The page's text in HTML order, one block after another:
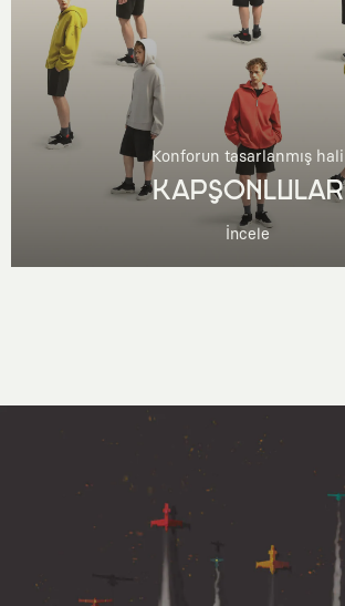
Konforun tasarlanmış hali
KAPŞONLULAR
İncele